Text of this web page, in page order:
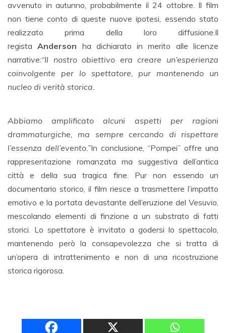
avvenuto in autunno, probabilmente il 24 ottobre. Il film
non tiene conto di queste nuove ipotesi, essendo stato
realizzato prima della loro diffusione.Il
registaAnderson ha dichiarato in merito alle licenze
narrative:“Il nostro obiettivo era creare un’esperienza
coinvolgente per lo spettatore, pur mantenendo un
nucleo di verità storica.
Abbiamo amplificato alcuni aspetti per ragioni
drammaturgiche, ma sempre cercando di rispettare
l’essenza dell’evento.”In conclusione, “Pompei” offre una
rappresentazione romanzata ma suggestiva dell’antica
città e della sua tragica fine. Pur non essendo un
documentario storico, il film riesce a trasmettere l’impatto
emotivo e la portata devastante dell’eruzione del Vesuvio,
mescolando elementi di finzione a un substrato di fatti
storici. Lo spettatore è invitato a godersi lo spettacolo,
mantenendo però la consapevolezza che si tratta di
un’opera di intrattenimento e non di una ricostruzione
storica rigorosa.